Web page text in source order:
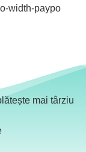
mai târziu